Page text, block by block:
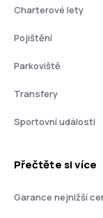
Charterové lety
Pojištění
Parkoviště
Transfery
Sportovní události
Přečtěte si více
Garance nejnižší